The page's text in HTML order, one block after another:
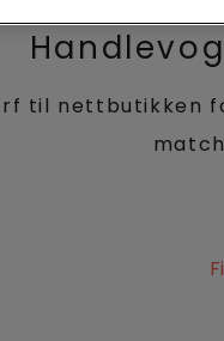
til nettbutikken